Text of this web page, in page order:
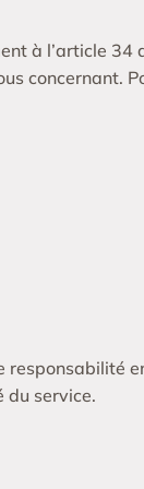
à l’article 34
concernant.
responsabilité
du service.